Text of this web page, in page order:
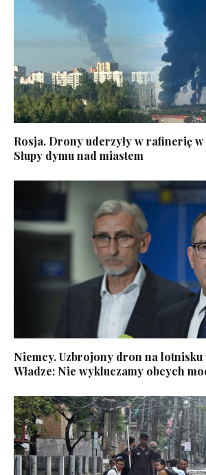
Rosja. Drony uderzyły w rafinerię w
Słupy dymu nad miastem
Niemcy. Uzbrojony dron na lotnisku
Władze: Nie wykluczamy obcych